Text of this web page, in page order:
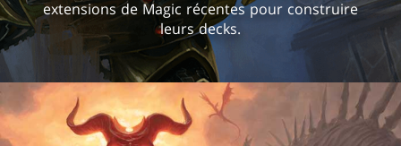
extensions de Magic récentes pour construire
leurs decks.